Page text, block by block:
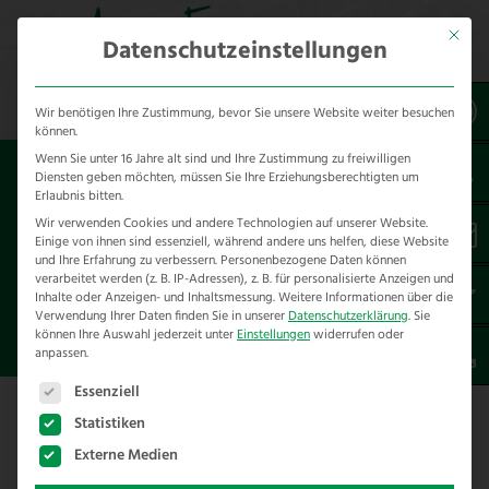
Sie sind hier:Referenzen
*Naturschutzprojekte
HIGH TENSILE
STACHELDRAHTZAUN
RINDERZAUN NSG
SCHLÜSSELBURG
High Tensile Stacheldrahtzaun
Mit
Datenschutzeinstellungen
Wir benötigen Ihre Zustimmung, bevor Sie unsere Website weiter besuchen
können.
Wenn Sie unter 16 Jahre alt sind und Ihre Zustimmung zu freiwilligen
Diensten geben möchten, müssen Sie Ihre Erziehungsberechtigten um
Erlaubnis bitten.
Wir verwenden Cookies und andere Technologien auf unserer Website.
Einige von ihnen sind essenziell, während andere uns helfen, diese Website
und Ihre Erfahrung zu verbessern. Personenbezogene Daten können
verarbeitet werden (z. B. IP-Adressen), z. B. für personalisierte Anzeigen und
Inhalte oder Anzeigen- und Inhaltsmessung.Weitere Informationen über die
Verwendung Ihrer Daten finden Sie in unsererDatenschutzerklärung. Sie
können Ihre Auswahl jederzeit unterEinstellungenwiderrufen oder
anpassen.
Es folgt eine Liste der Service-Gruppen, für die eine
Essenziell
Statistiken
Externe Medien